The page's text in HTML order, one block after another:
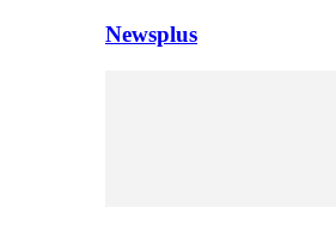
Newsplus